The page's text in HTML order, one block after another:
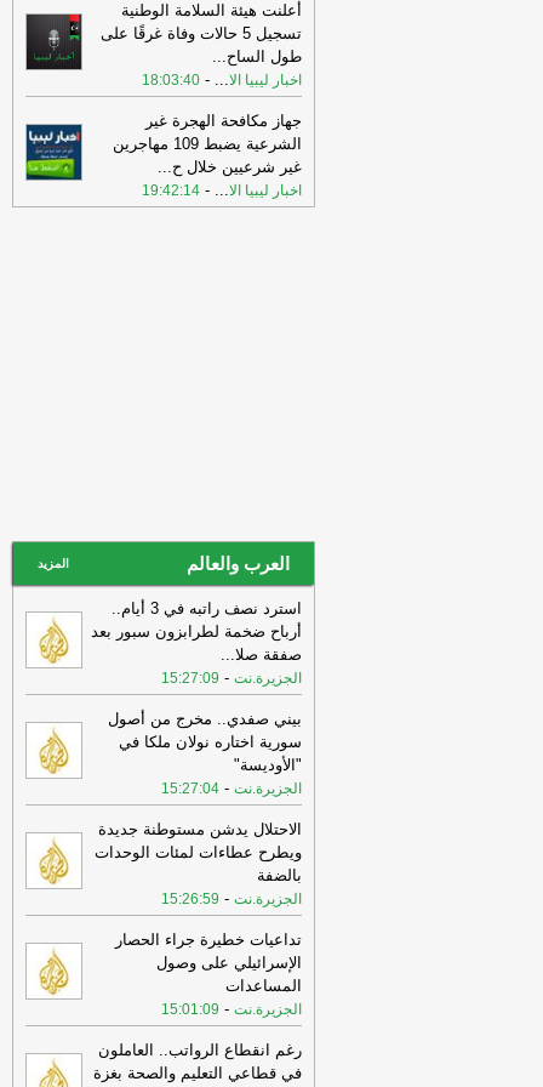
جريدة الرياض
20:22
«هيئة النقل» تُنظّم نشاط نقل
البضائع بالدراجات الآلية عبر لائحة تنفيذية
جديدة-جريدة الرياض
17:33
الأسهم العالمية تتجه نحو تحقيق
أقوى مكاسب أسبوعية لها منذ مايو -جريدة
الرياض
17:33
الذهب يتجه لأفضل أداء أسبوعي
أعلنت هيئة السلامة الوطنية
تسجيل 5 حالات وفاة غرقًا على
طول الساح...
اخبار ليبيا الا...
-
18:03:40
جهاز مكافحة الهجرة غير
الشرعية يضبط 109 مهاجرين
غير شرعيين خلال ح...
اخبار ليبيا الا...
-
19:42:14
العرب والعالم المزيد
استرد نصف راتبه في 3 أيام..
أرباح ضخمة لطرابزون سبور بعد
صفقة صلا...
الجزيرة.نت -
15:27:09
بيني صفدي.. مخرج من أصول
سورية اختاره نولان ملكا في
"الأوديسة"
الجزيرة.نت -
15:27:04
الاحتلال يدشن مستوطنة جديدة
ويطرح عطاءات لمئات الوحدات
بالضفة
الجزيرة.نت -
15:26:59
تداعيات خطيرة جراء الحصار
الإسرائيلي على وصول
المساعدات
الجزيرة.نت -
15:01:09
رغم انقطاع الرواتب.. العاملون
في قطاعي التعليم والصحة بغزة